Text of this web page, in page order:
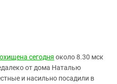
сегодня около 8.30 мск
от дома Наталью
и насильно посадили в